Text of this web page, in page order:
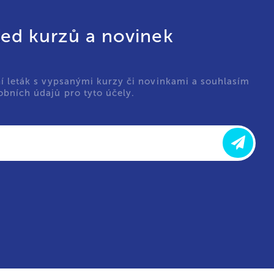
kurzů a novinek
leták s vypsanými kurzy či novinkami a souhlasím
údajů pro tyto účely.